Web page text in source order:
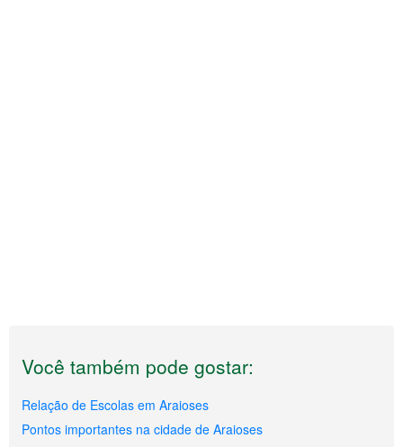
Você também pode gostar:
Relação de Escolas em Araioses
Pontos importantes na cidade de Araioses